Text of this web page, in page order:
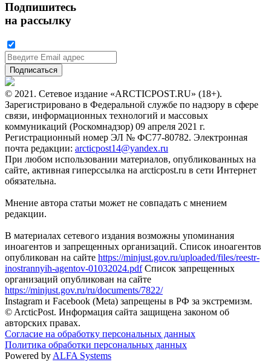
Подпишитесь
на рассылку
© 2021. Сетевое издание «ARCTICPOST.RU» (18+).
Зарегистрировано в Федеральной службе по надзору в сфере
связи, информационных технологий и массовых
коммуникаций (Роскомнадзор) 09 апреля 2021 г.
Регистрационный номер ЭЛ № ФС77-80782. Электронная
почта редакции: arcticpost14@yandex.ru
При любом использовании материалов, опубликованных на
сайте, активная гиперссылка на arcticpost.ru в сети Интернет
обязательна.
Мнение автора статьи может не совпадать с мнением
редакции.
В материалах сетевого издания возможны упоминания
иноагентов и запрещенных организаций. Список иноагентов
опубликован на сайте https://minjust.gov.ru/uploaded/files/reestr-
inostrannyih-agentov-01032024.pdfСписок запрещенных
организаций опубликован на сайте
https://minjust.gov.ru/ru/documents/7822/
Instagram и Facebook (Metа) запрещены в РФ за экстремизм.
© ArcticPost. Информация сайта защищена законом об
авторских правах.
Согласие на обработку персональных данных
Политика обработки персональных данных
Powered by ALFA Systems